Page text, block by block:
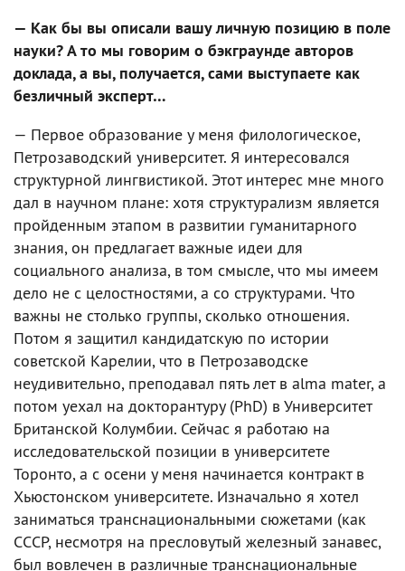
— Как бы вы описали вашу личную позицию в поле
науки? А то мы говорим о бэкграунде авторов
доклада, а вы, получается, сами выступаете как
безличный эксперт…
— Первое образование у меня филологическое,
Петрозаводский университет. Я интересовался
структурной лингвистикой. Этот интерес мне много
дал в научном плане: хотя структурализм является
пройденным этапом в развитии гуманитарного
знания, он предлагает важные идеи для
социального анализа, в том смысле, что мы имеем
дело не с целостностями, а со структурами. Что
важны не столько группы, сколько отношения.
Потом я защитил кандидатскую по истории
советской Карелии, что в Петрозаводске
неудивительно, преподавал пять лет в alma mater, а
потом уехал на докторантуру (PhD) в Университет
Британской Колумбии. Сейчас я работаю на
исследовательской позиции в университете
Торонто, а с осени у меня начинается контракт в
Хьюстонском университете. Изначально я хотел
заниматься транснациональными сюжетами (как
СССР, несмотря на пресловутый железный занавес,
был вовлечен в различные транснациональные